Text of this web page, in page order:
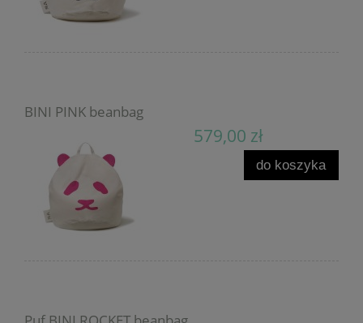
BINI PINK beanbag
579,00 zł
do koszyka